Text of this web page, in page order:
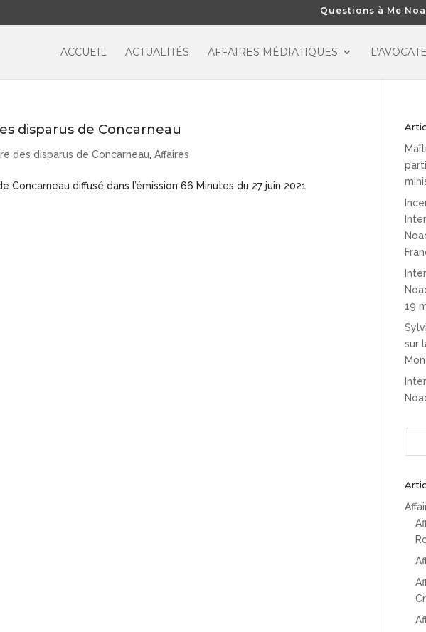
Questions à Me
ACCUEIL ACTUALITÉS AFFAIRES MÉDIATIQUES L’AVOCATE
disparus de Concarneau
des disparus de Concarneau,Affaires
Concarneau diffusé dans l’émission 66 Minutes du 27 juin 2021
19
sur